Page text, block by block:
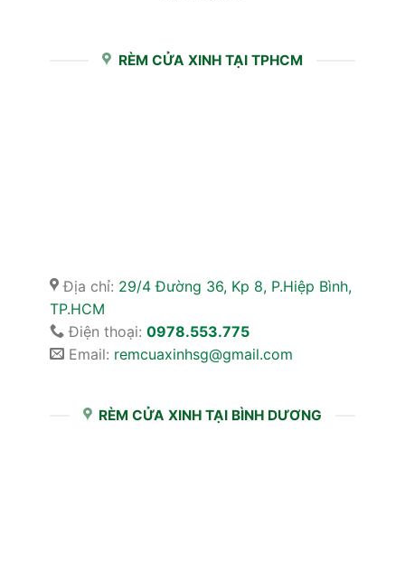
RÈM CỬA XINH TẠI TPHCM
Địa chỉ: 29/4 Đường 36, Kp 8, P.Hiệp Bình,
TP.HCM
Điện thoại: 0978.553.775
Email: remcuaxinhsg@gmail.com
RÈM CỬA XINH TẠI BÌNH DƯƠNG